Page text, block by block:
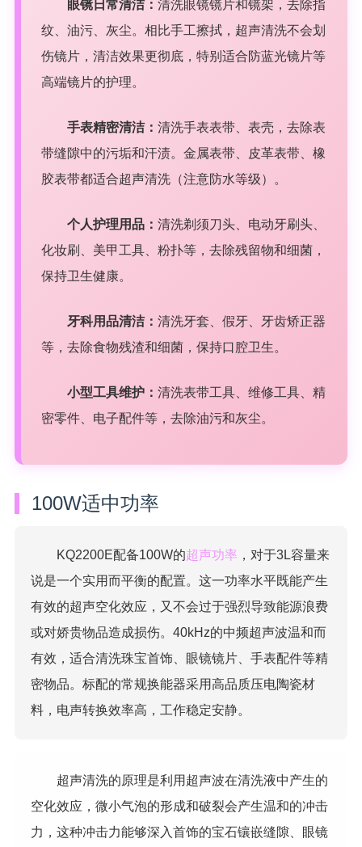
眼镜日常清洁： 清洗眼镜镜片和镜架，去除指
纹、油污、灰尘。相比手工擦拭，超声清洗不会划
伤镜片，清洁效果更彻底，特别适合防蓝光镜片等
高端镜片的护理。
手表精密清洁： 清洗手表表带、表壳，去除表
带缝隙中的污垢和汗渍。金属表带、皮革表带、橡
胶表带都适合超声清洗（注意防水等级）。
个人护理用品： 清洗剃须刀头、电动牙刷头、
化妆刷、美甲工具、粉扑等，去除残留物和细菌，
保持卫生健康。
牙科用品清洁： 清洗牙套、假牙、牙齿矫正器
等，去除食物残渣和细菌，保持口腔卫生。
小型工具维护： 清洗表带工具、维修工具、精
密零件、电子配件等，去除油污和灰尘。
100W适中功率
KQ2200E配备100W的超声功率 ，对于3L容量来
说是一个实用而平衡的配置。这一功率水平既能产生
有效的超声空化效应，又不会过于强烈导致能源浪费
或对娇贵物品造成损伤。40kHz的中频超声波温和而
有效，适合清洗珠宝首饰、眼镜镜片、手表配件等精
密物品。标配的常规换能器采用高品质压电陶瓷材
料，电声转换效率高，工作稳定安静。
超声清洗的原理是利用超声波在清洗液中产生的
空化效应，微小气泡的形成和破裂会产生温和的冲击
力，这种冲击力能够深入首饰的宝石镶嵌缝隙、眼镜